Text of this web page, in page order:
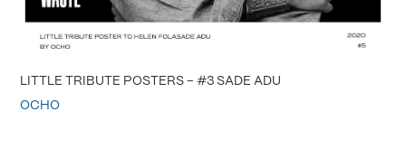
LITTLE TRIBUTE POSTERS – #3 SADE ADU
OCHO